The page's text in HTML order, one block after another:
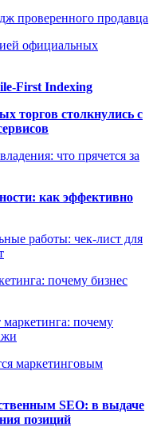
проверенного продавца
официальных
First Indexing
торгов столкнулись с
что прячется за
как эффективно
работы: чек-лист для
почему бизнес
почему
маркетинговым
SEO: в выдаче
позиций